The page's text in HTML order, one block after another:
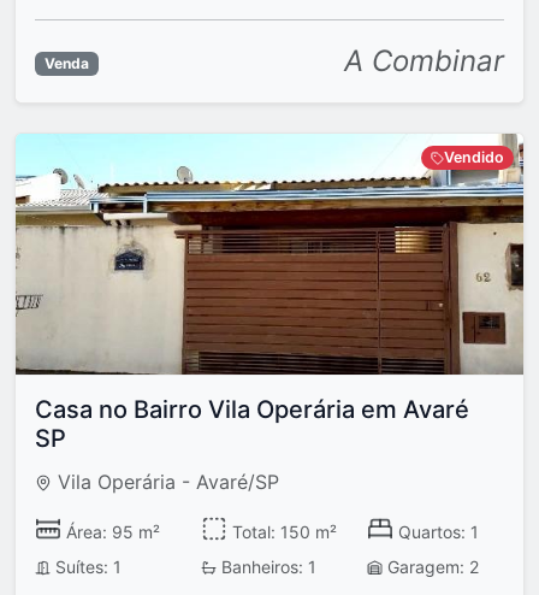
Venda A Combinar
Vendido
Casa no Bairro Vila Operária em Avaré
SP
Vila Operária - Avaré/SP
Área: 95 m² Total: 150 m²
Quartos: 1
Suítes: 1
Banheiros: 1 Garagem: 2